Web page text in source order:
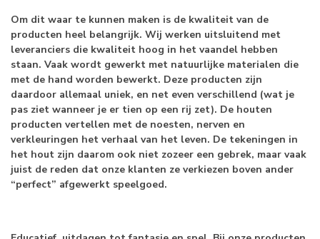
Om dit waar te kunnen maken is de kwaliteit van de
producten heel belangrijk. Wij werken uitsluitend met
leveranciers die kwaliteit hoog in het vaandel hebben
staan. Vaak wordt gewerkt met natuurlijke materialen die
met de hand worden bewerkt. Deze producten zijn
daardoor allemaal uniek, en net even verschillend (wat je
pas ziet wanneer je er tien op een rij zet). De houten
producten vertellen met de noesten, nerven en
verkleuringen het verhaal van het leven. De tekeningen in
het hout zijn daarom ook niet zozeer een gebrek, maar vaak
juist de reden dat onze klanten ze verkiezen boven ander
“perfect” afgewerkt speelgoed.